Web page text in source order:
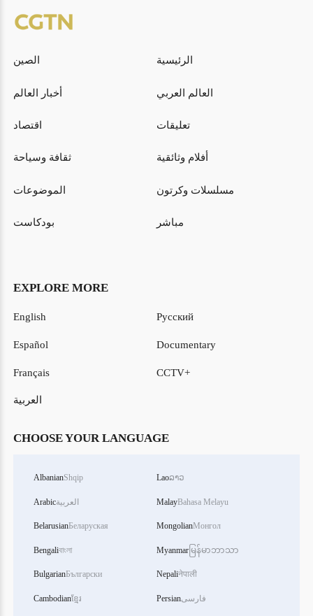
الصين الرئيسية
أخبار العالم العالم العربي
اقتصاد تعليقات
ثقافة وسياحة أفلام وثائقية
الموضوعات مسلسلات وكرتون
بودكاست مباشر
EXPLORE MORE
English
Español
Français
العربية
Русский
Documentary
CCTV+
CHOOSE YOUR LANGUAGE
AlbanianShqip
Arabicالعربية
BelarusianБеларуская
Bengaliবাংলা
BulgarianБългарски
Cambodianខ្មែរ
Laoລາວ
MalayBahasa Melayu
MongolianМонгол
Myanmar မြန်မာဘာသာ
Nepaliनेपाली
Persianفارسی